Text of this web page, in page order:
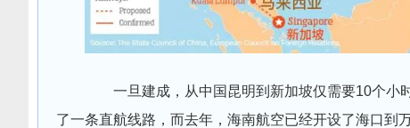
一旦建成，从中国昆明到新加坡仅需要10个小
了一条直航线路，而去年，海南航空已经开设了海口到